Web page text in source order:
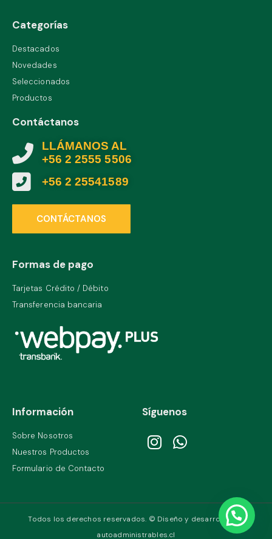
Categorías
Destacados
Novedades
Seleccionados
Productos
Contáctanos
LLÁMANOS AL
+56 2 2555 5506
+56 2 25541589
CONTÁCTANOS
Formas de pago
Tarjetas Crédito / Débito
Transferencia bancaria
Información
Sobre Nosotros
Nuestros Productos
Formulario de Contacto
Síguenos
Todos los derechos reservados. © Diseño y desarrollo por
autoadministrables.cl